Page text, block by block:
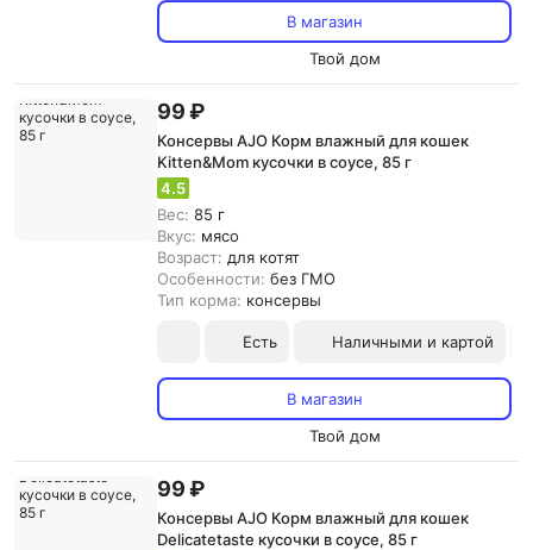
В магазин
Твой дом
99 ₽
Консервы AJO Корм влажный для кошек
Kitten&Mom кусочки в соусе, 85 г
4.5
Вес: 85 г
Вкус: мясо
Возраст: для котят
Особенности: без ГМО
Тип корма: консервы
Есть Наличными и картой
В магазин
Твой дом
99 ₽
Консервы AJO Корм влажный для кошек
Delicatetaste кусочки в соусе, 85 г